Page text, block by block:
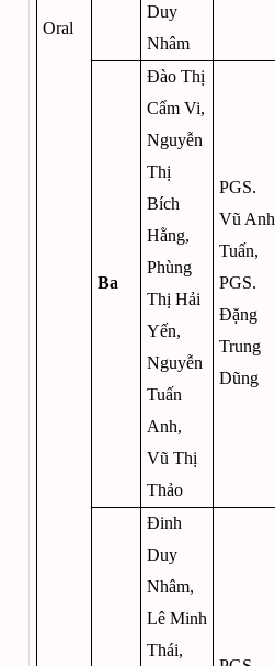
Oral
Duy
Nhâm
Ba
Đào Thị
Cẩm Vi,
Nguyễn
Thị
Bích
Hằng,
Phùng
Thị Hải
Yến,
Nguyễn
Tuấn
Anh,
Vũ Thị
Thảo
PGS.
Vũ Anh
Tuấn,
PGS.
Đặng
Trung
Dũng
Đinh
Duy
Nhâm,
Lê Minh
Thái,